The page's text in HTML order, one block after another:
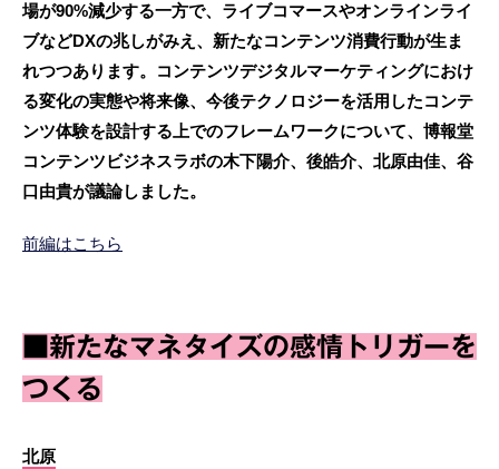
場が90%減少する一方で、ライブコマースやオンラインライ
ブなどDXの兆しがみえ、新たなコンテンツ消費行動が生ま
れつつあります。コンテンツデジタルマーケティングにおけ
る変化の実態や将来像、今後テクノロジーを活用したコンテ
ンツ体験を設計する上でのフレームワークについて、博報堂
コンテンツビジネスラボの木下陽介、後皓介、北原由佳、谷
口由貴が議論しました。
前編はこちら
■新たなマネタイズの感情トリガーを
つくる
北原